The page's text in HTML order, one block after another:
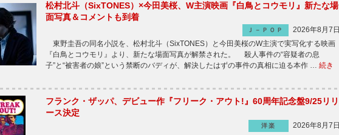
松村北斗（SixTONES）×今田美桜、W主演映画『白鳥とコウモリ』新たな場
面写真＆コメントも到着
Ｊ－ＰＯＰ
2026年8月7日
東野圭吾の同名小説を、松村北斗（SixTONES）と今田美桜のW主演で実写化する映画
『白鳥とコウモリ』より、新たな場面写真が解禁された。 殺人事件の“容疑者の息
子”と“被害者の娘”という禁断のバディが、解決したはずの事件の真相に迫る本作 … 続き
フランク・ザッパ、デビュー作『フリーク・アウト!』60周年記念盤9/25リリ
ース決定
洋楽 2026年8月7日